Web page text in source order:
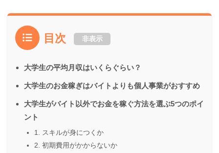
目次 非表示
大学生の平均月収はいくらぐらい？
大学生のお金稼ぎはバイトよりも個人事業がおすすめ
大学生がバイト以外でお金を稼ぐ方法を選ぶ5つのポイ
ント
1. スキルが身につくか
2. 初期費用がかからないか